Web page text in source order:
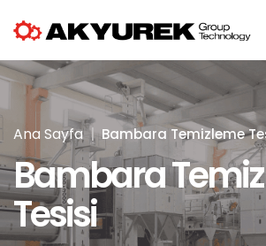
Ana Sayfa Bambara Temizleme
Bambara
Tesisi